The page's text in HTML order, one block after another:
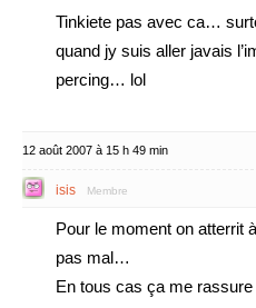
Tinkiete pas avec ca…
quand jy suis aller javais
percing… lol
12 août 2007 à 15 h 49 min
isis Membre
Pour le moment on atterrit
pas mal…
En tous cas ça me rassure